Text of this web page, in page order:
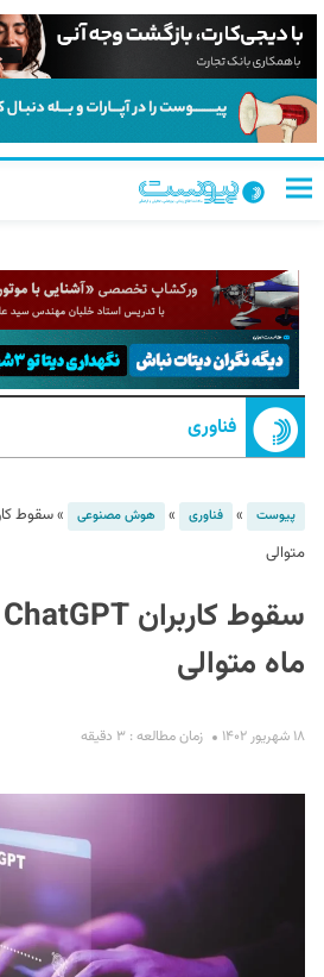
فناوری
پیوست » فناوری » هوش مصنوعی »
متوالی
ماه متوالی
۱۸ شهریور ۱۴۰۲ زمان مطالعه : ۳ دقیقه